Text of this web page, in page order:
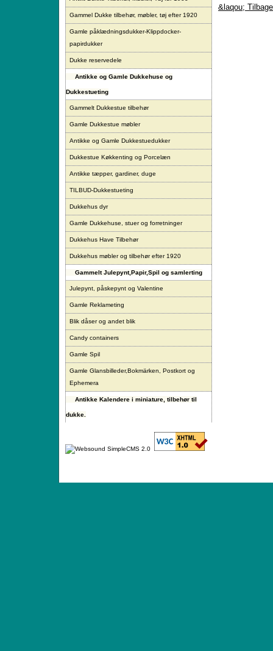
Gammel Dukke tilbehør, møbler, tøj efter 1920
Gamle påklædningsdukker-Klippdocker-
papirdukker
Dukke reservedele
Antikke og Gamle Dukkehuse og
Dukkestueting
Gammelt Dukkestue tilbehør
Gamle Dukkestue møbler
Antikke og Gamle Dukkestuedukker
Dukkestue Køkkenting og Porcelæn
Antikke tæpper, gardiner, duge
TILBUD-Dukkestueting
Dukkehus dyr
Gamle Dukkehuse, stuer og forretninger
Dukkehus Have Tilbehør
Dukkehus møbler og tilbehør efter 1920
Gammelt Julepynt,Papir,Spil og samlerting
Julepynt, påskepynt og Valentine
Gamle Reklameting
Blik dåser og andet blik
Candy containers
Gamle Spil
Gamle Glansbilleder,Bokmärken, Postkort og
Ephemera
Antikke Kalendere i miniature, tilbehør til
dukke.
&laqou; Tilbage